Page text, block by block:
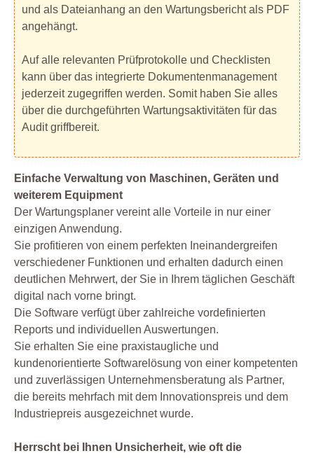
und als Dateianhang an den Wartungsbericht als PDF
angehängt.
Auf alle relevanten Prüfprotokolle und Checklisten
kann über das integrierte Dokumentenmanagement
jederzeit zugegriffen werden. Somit haben Sie alles
über die durchgeführten Wartungsaktivitäten für das
Audit griffbereit.
Einfache Verwaltung von Maschinen, Geräten und
weiterem Equipment
Der Wartungsplaner vereint alle Vorteile in nur einer
einzigen Anwendung.
Sie profitieren von einem perfekten Ineinandergreifen
verschiedener Funktionen und erhalten dadurch einen
deutlichen Mehrwert, der Sie in Ihrem täglichen Geschäft
digital nach vorne bringt.
Die Software verfügt über zahlreiche vordefinierten
Reports und individuellen Auswertungen.
Sie erhalten Sie eine praxistaugliche und
kundenorientierte Softwarelösung von einer kompetenten
und zuverlässigen Unternehmensberatung als Partner,
die bereits mehrfach mit dem Innovationspreis und dem
Industriepreis ausgezeichnet wurde.
Herrscht bei Ihnen Unsicherheit, wie oft die